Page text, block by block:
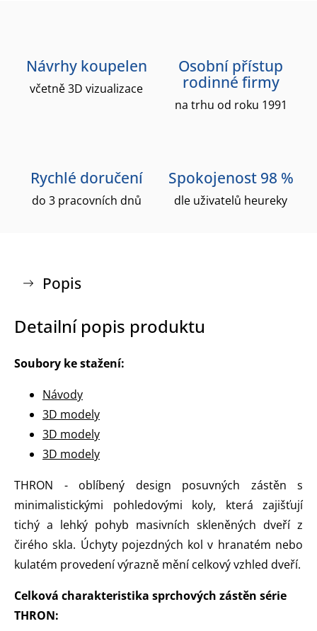
Návrhy koupelen
včetně 3D vizualizace
Osobní přístup
rodinné firmy
na trhu od roku 1991
Rychlé doručení
do 3 pracovních dnů
Spokojenost 98 %
dle uživatelů heureky
Popis
Detailní popis produktu
Soubory ke stažení:
Návody
3D modely
3D modely
3D modely
THRON - oblíbený design posuvných zástěn s
minimalistickými pohledovými koly, která zajišťují
tichý a lehký pohyb masivních skleněných dveří z
čirého skla. Úchyty pojezdných kol v hranatém nebo
kulatém provedení výrazně mění celkový vzhled dveří.
Celková charakteristika sprchových zástěn série
THRON: